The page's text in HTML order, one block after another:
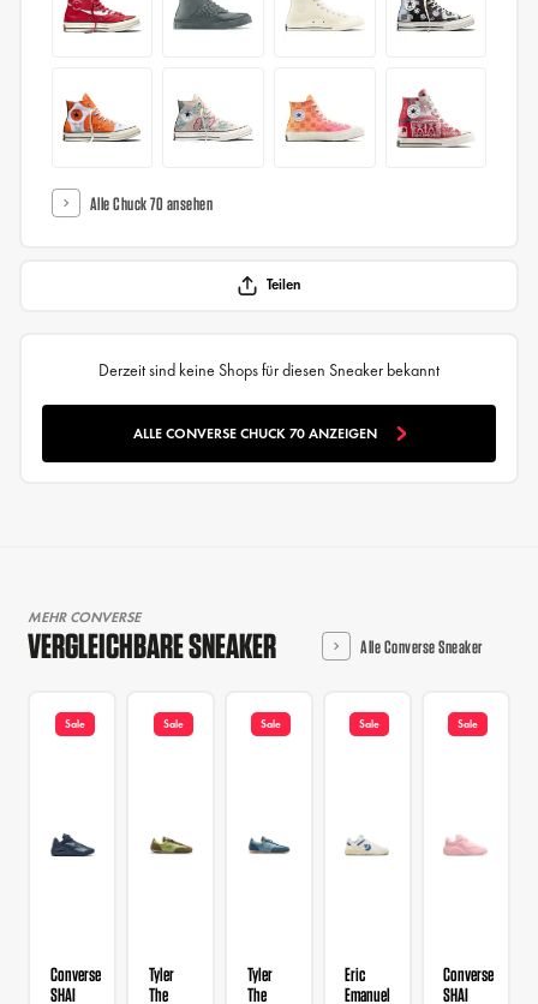
Alle Chuck 70 ansehen
Teilen
Derzeit sind keine Shops für diesen Sneaker bekannt
ALLE CONVERSE CHUCK 70 ANZEIGEN
MEHR CONVERSE
VERGLEICHBARE SNEAKER Alle Converse Sneaker
Sale
Converse
SHAI
Sale
Tyler
The
Sale
Tyler
The
Sale
Eric
Emanuel
Sale
Converse
SHAI